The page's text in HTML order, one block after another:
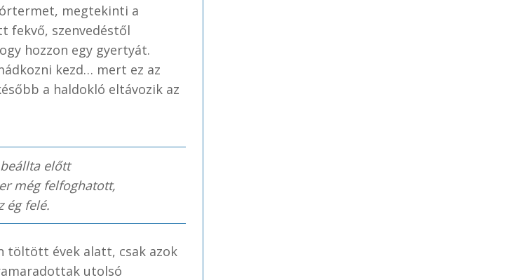
megtekinti a
fekvő, szenvedéstől
hozzon egy gyertyát.
kezd… mert ez az
a haldokló eltávozik az
előtt
még felfoghatott,
ég felé.
töltött évek alatt, csak azok
utolsó